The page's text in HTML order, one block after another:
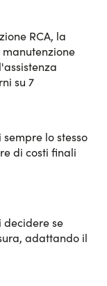
corsia
RCA, la
su 7
lo stesso
di costi finali
decidere se
adattando il